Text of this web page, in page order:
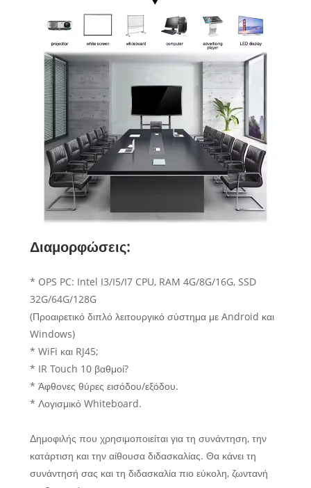
Διαμορφώσεις:
* OPS PC: Intel I3/I5/I7 CPU, RAM 4G/8G/16G, SSD
32G/64G/128G
(Προαιρετικό διπλό λειτουργικό σύστημα με Android και
Windows)
* WiFi και RJ45;
* IR Touch 10 βαθμοί?
* Άφθονες θύρες εισόδου/εξόδου.
* Λογισμικό Whiteboard.
Δημοφιλής που χρησιμοποιείται για τη συνάντηση, την
κατάρτιση και την αίθουσα διδασκαλίας. Θα κάνει τη
συνάντησή σας και τη διδασκαλία πιο εύκολη, ζωντανή